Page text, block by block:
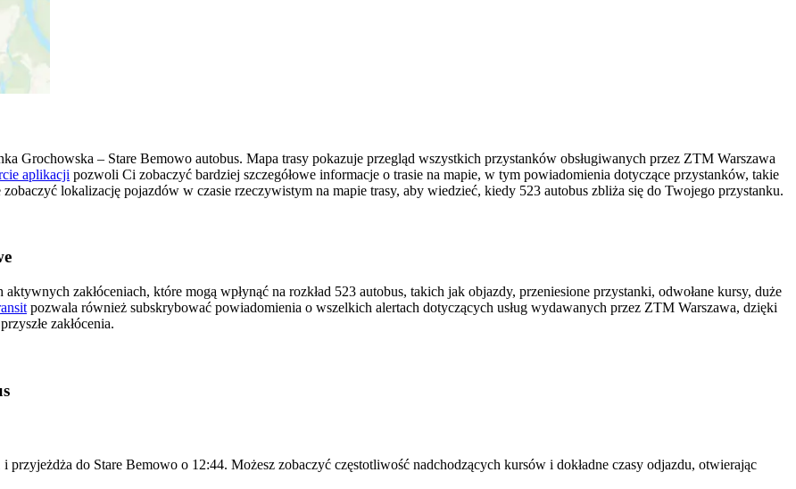
Grochowska – Stare Bemowo autobus. Mapa trasy pokazuje przegląd wszystkich przystanków obsługiwanych przez ZTM Warszawa
aplikacji pozwoli Ci zobaczyć bardziej szczegółowe informacje o trasie na mapie, w tym powiadomienia dotyczące przystanków, takie
lokalizację pojazdów w czasie rzeczywistym na mapie trasy, aby wiedzieć, kiedy 523 autobus zbliża się do Twojego przystanku.
zakłóceniach, które mogą wpłynąć na rozkład 523 autobus, takich jak objazdy, przeniesione przystanki, odwołane kursy, duże
pozwala również subskrybować powiadomienia o wszelkich alertach dotyczących usług wydawanych przez ZTM Warszawa, dzięki
zakłócenia.
do Stare Bemowo o 12:44. Możesz zobaczyć częstotliwość nadchodzących kursów i dokładne czasy odjazdu, otwierając